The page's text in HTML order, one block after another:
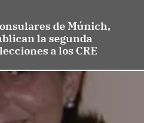
de Múnich,
la segunda
a los CRE